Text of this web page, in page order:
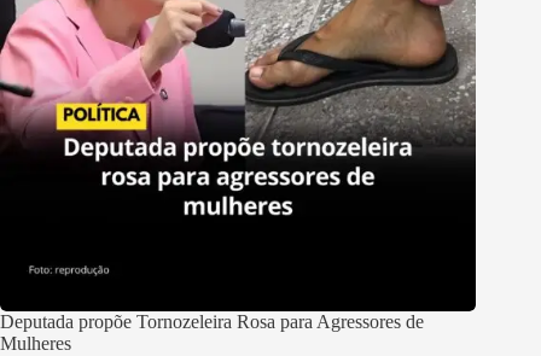
Deputada propõe Tornozeleira Rosa para Agressores de
Mulheres